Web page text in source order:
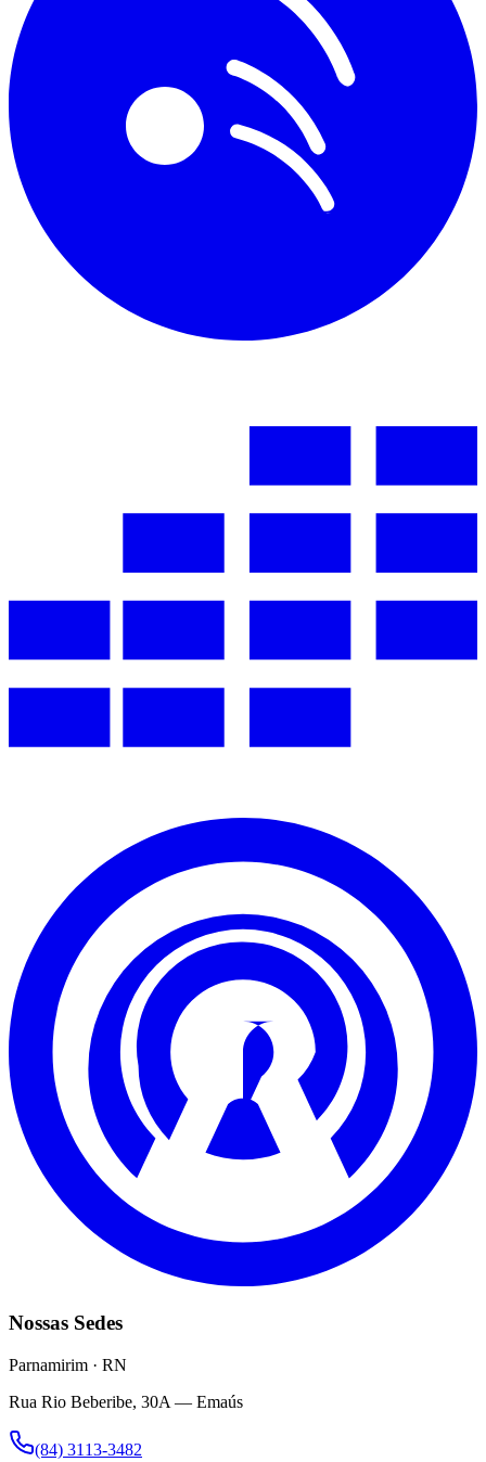
Nossas Sedes
Parnamirim · RN
Rua Rio Beberibe, 30A — Emaús
(84) 3113-3482